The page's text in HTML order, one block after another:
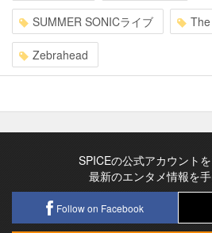
SUMMER SONICライブ
Zebrahead
SPICEの公式アカウント
最新のエンタメ情報を
Follow on Facebook